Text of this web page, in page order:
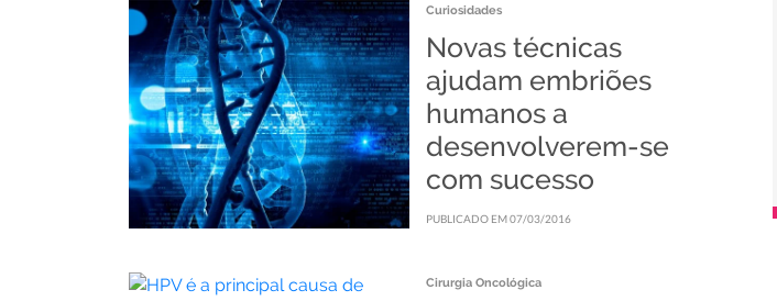
Curiosidades
Novas técnicas
ajudam embriões
humanos a
desenvolverem-se
com sucesso
PUBLICADO EM 07/03/2016
Cirurgia Oncológica